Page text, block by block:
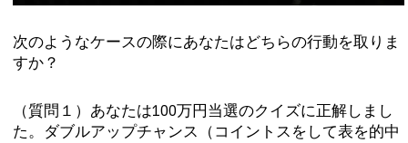
次のようなケースの際にあなたはどちらの行動を取りま
すか？
（質問１）あなたは100万円当選のクイズに正解しまし
た。ダブルアップチャンス（コイントスをして表を的中